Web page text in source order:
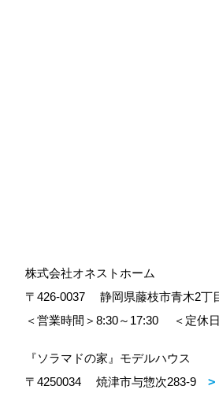
株式会社オネストホーム
〒426-0037
静岡県藤枝市青木2
＜営業時間＞8:30～17:30
＜定休
『ソラマドの家』モデルハウス
〒4250034
焼津市与惣次283-9